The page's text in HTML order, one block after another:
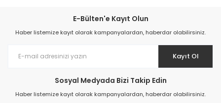
E-Bülten'e Kayıt Olun
Haber listemize kayıt olarak kampanyalardan, haberdar olabilirsiniz.
Kayıt Ol
Sosyal Medyada Bizi Takip Edin
Haber listemize kayıt olarak kampanyalardan, haberdar olabilirsiniz.